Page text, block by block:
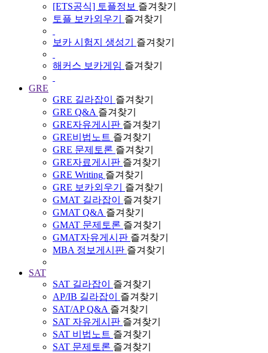
[ETS공식] 토플정보 즐겨찾기
토플 보카외우기
즐겨찾기
보카 시험지 생성기 즐겨찾기
해커스 보카게임 즐겨찾기
GRE
GRE 길라잡이
즐겨찾기
GRE Q&A 즐겨찾기
GRE자유게시판 즐겨찾기
GRE비법노트 즐겨찾기
GRE 문제토론 즐겨찾기
GRE자료게시판 즐겨찾기
GRE Writing 즐겨찾기
GRE 보카외우기
즐겨찾기
GMAT 길라잡이
즐겨찾기
GMAT Q&A 즐겨찾기
GMAT 문제토론 즐겨찾기
GMAT자유게시판 즐겨찾기
MBA 정보게시판 즐겨찾기
SAT
SAT 길라잡이
즐겨찾기
AP/IB 길라잡이
즐겨찾기
SAT/AP Q&A 즐겨찾기
SAT 자유게시판 즐겨찾기
SAT 비법노트 즐겨찾기
SAT 문제토론 즐겨찾기